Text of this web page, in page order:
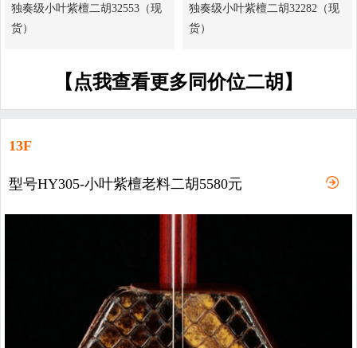
独奏级小叶紫檀二胡32553（现
货）
独奏级小叶紫檀二胡32282（现
货）
【点我查看更多同价位二胡】
13F
型号HY305-小叶紫檀老料二胡5580元